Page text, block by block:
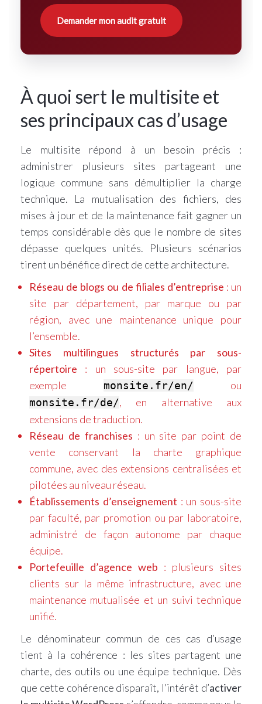
Demander mon audit gratuit
À quoi sert le multisite et
ses principaux cas d’usage
Le multisite répond à un besoin précis :
administrer plusieurs sites partageant une
logique commune sans démultiplier la charge
technique. La mutualisation des fichiers, des
mises à jour et de la maintenance fait gagner un
temps considérable dès que le nombre de sites
dépasse quelques unités. Plusieurs scénarios
tirent un bénéfice direct de cette architecture.
Réseau de blogs ou de filiales d’entreprise : un
site par département, par marque ou par
région, avec une maintenance unique pour
l’ensemble.
Sites multilingues structurés par sous-
répertoire : un sous-site par langue, par
exemple monsite.fr/en/ ou
monsite.fr/de/, en alternative aux
extensions de traduction.
Réseau de franchises : un site par point de
vente conservant la charte graphique
commune, avec des extensions centralisées et
pilotées au niveau réseau.
Établissements d’enseignement : un sous-site
par faculté, par promotion ou par laboratoire,
administré de façon autonome par chaque
équipe.
Portefeuille d’agence web : plusieurs sites
clients sur la même infrastructure, avec une
maintenance mutualisée et un suivi technique
unifié.
Le dénominateur commun de ces cas d’usage
tient à la cohérence : les sites partagent une
charte, des outils ou une équipe technique. Dès
que cette cohérence disparaît, l’intérêt d’activer